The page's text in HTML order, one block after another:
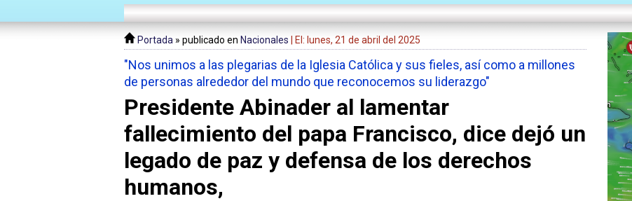
Portada » publicado en Nacionales | El: lunes, 21 de abril del 2025
"Nos unimos a las plegarias de la Iglesia Católica y sus fieles, así como a millones
de personas alrededor del mundo que reconocemos su liderazgo"
Presidente Abinader al lamentar
fallecimiento del papa Francisco, dice dejó un
legado de paz y defensa de los derechos
humanos,